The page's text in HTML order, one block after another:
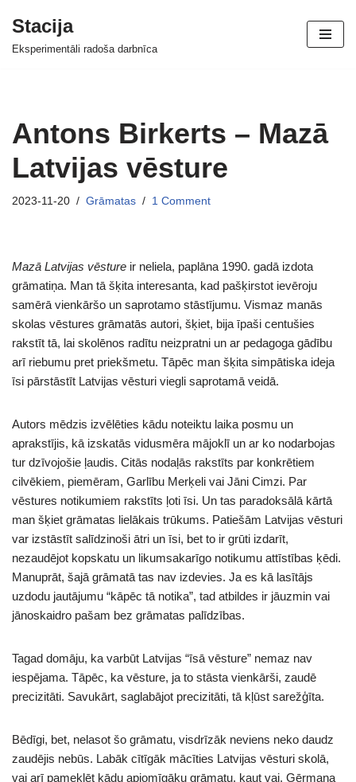
Skip
Stacija
Eksperimentāli radoša darbnīca
Antons Birkerts – Mazā
Latvijas vēsture
2023-11-20 Grāmatas 1 Comment
Mazā Latvijas vēsture ir neliela, paplāna 1990. gadā izdota
grāmatiņa. Man tā šķita interesanta, kad pašķirstot ievēroju
samērā vienkāršo un saprotamo stāstījumu. Vismaz manās
skolas vēstures grāmatās autori, šķiet, bija īpaši centušies
rakstīt tā, lai skolēnos radītu neizpratni un ar pedagoga gādību
arī riebumu pret priekšmetu. Tāpēc man šķita simpātiska ideja
īsi pārstāstīt Latvijas vēsturi viegli saprotamā veidā.
Autors mēdzis izvēlēties kādu noteiktu laika posmu un
aprakstījis, kā izskatās vidusmēra mājoklī un ar ko nodarbojas
tur dzīvojošie ļaudis. Citās nodaļās rakstīts par konkrētiem
cilvēkiem, piemēram, Garlību Merķeli vai Jāni Cimzi. Par
vēstures notikumiem rakstīts ļoti īsi. Un tas paradoksālā kārtā
man šķiet grāmatas lielākais trūkums. Patiešām Latvijas vēsturi
var izstāstīt salīdzinoši ātri un īsi, bet to ir grūti izdarīt,
nezaudējot kopskatu un likumsakarīgo notikumu attīstības ķēdi.
Manuprāt, šajā grāmatā tas nav izdevies. Ja es kā lasītājs
uzdodu jautājumu “kāpēc tā notika”, tad atbildes ir jāuzmin vai
jānoskaidro pašam bez grāmatas palīdzības.
Tagad domāju, ka varbūt Latvijas “īsā vēsture” nemaz nav
iespējama. Tāpēc, ka vēsture, ja to stāsta vienkārši, zaudē
precizitāti. Savukārt, saglabājot precizitāti, tā kļūst sarežģīta.
Bēdīgi, bet, nelasot šo grāmatu, visdrīzāk neviens neko daudz
zaudējis nebūs. Labāk cītīgāk mācīties Latvijas vēsturi skolā,
vai arī pameklēt kādu apjomīgāku grāmatu, kaut vai, Ģērmaņa